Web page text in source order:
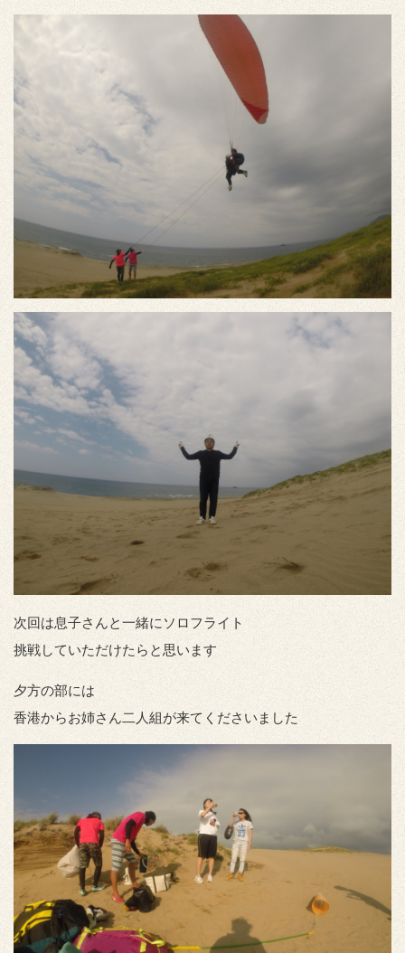
次回は息子さんと一緒にソロフライト
挑戦していただけたらと思います
夕方の部には
香港からお姉さん二人組が来てくださいました